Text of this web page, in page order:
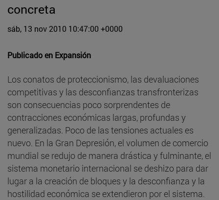
concreta
sáb, 13 nov 2010 10:47:00 +0000
Publicado en Expansión
Los conatos de proteccionismo, las devaluaciones
competitivas y las desconfianzas transfronterizas
son consecuencias poco sorprendentes de
contracciones económicas largas, profundas y
generalizadas. Poco de las tensiones actuales es
nuevo. En la Gran Depresión, el volumen de comercio
mundial se redujo de manera drástica y fulminante, el
sistema monetario internacional se deshizo para dar
lugar a la creación de bloques y la desconfianza y la
hostilidad económica se extendieron por el sistema.